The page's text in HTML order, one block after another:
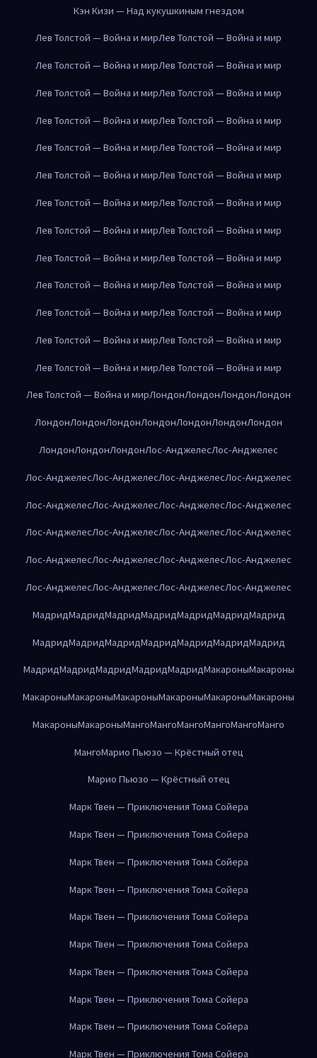
Кэн Кизи — Над кукушкиным гнездом
Лев Толстой — Война и мирЛев Толстой — Война и мир
Лев Толстой — Война и мирЛев Толстой — Война и мир
Лев Толстой — Война и мирЛев Толстой — Война и мир
Лев Толстой — Война и мирЛев Толстой — Война и мир
Лев Толстой — Война и мирЛев Толстой — Война и мир
Лев Толстой — Война и мирЛев Толстой — Война и мир
Лев Толстой — Война и мирЛев Толстой — Война и мир
Лев Толстой — Война и мирЛев Толстой — Война и мир
Лев Толстой — Война и мирЛев Толстой — Война и мир
Лев Толстой — Война и мирЛев Толстой — Война и мир
Лев Толстой — Война и мирЛев Толстой — Война и мир
Лев Толстой — Война и мирЛев Толстой — Война и мир
Лев Толстой — Война и мирЛев Толстой — Война и мир
Лев Толстой — Война и мирЛондонЛондонЛондонЛондон
ЛондонЛондонЛондонЛондонЛондонЛондонЛондон
ЛондонЛондонЛондонЛос-АнджелесЛос-Анджелес
Лос-АнджелесЛос-АнджелесЛос-АнджелесЛос-Анджелес
Лос-АнджелесЛос-АнджелесЛос-АнджелесЛос-Анджелес
Лос-АнджелесЛос-АнджелесЛос-АнджелесЛос-Анджелес
Лос-АнджелесЛос-АнджелесЛос-АнджелесЛос-Анджелес
Лос-АнджелесЛос-АнджелесЛос-АнджелесЛос-Анджелес
МадридМадридМадридМадридМадридМадридМадрид
МадридМадридМадридМадридМадридМадридМадрид
МадридМадридМадридМадридМадридМакароныМакароны
МакароныМакароныМакароныМакароныМакароныМакароны
МакароныМакароныМангоМангоМангоМангоМангоМанго
МангоМарио Пьюзо — Крёстный отец
Марио Пьюзо — Крёстный отец
Марк Твен — Приключения Тома Сойера
Марк Твен — Приключения Тома Сойера
Марк Твен — Приключения Тома Сойера
Марк Твен — Приключения Тома Сойера
Марк Твен — Приключения Тома Сойера
Марк Твен — Приключения Тома Сойера
Марк Твен — Приключения Тома Сойера
Марк Твен — Приключения Тома Сойера
Марк Твен — Приключения Тома Сойера
Марк Твен — Приключения Тома Сойера